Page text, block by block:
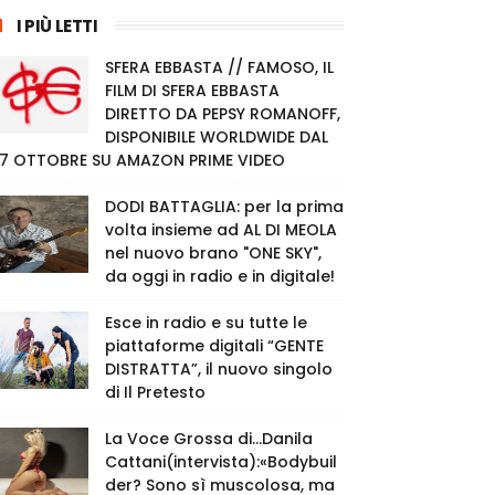
I PIÙ LETTI
SFERA EBBASTA // FAMOSO, IL
FILM DI SFERA EBBASTA
DIRETTO DA PEPSY ROMANOFF,
DISPONIBILE WORLDWIDE DAL
OTTOBRE SU AMAZON PRIME VIDEO
DODI BATTAGLIA: per la prima
volta insieme ad AL DI MEOLA
nel nuovo brano "ONE SKY",
da oggi in radio e in digitale!
Esce in radio e su tutte le
piattaforme digitali “GENTE
DISTRATTA”, il nuovo singolo
di Il Pretesto
La Voce Grossa di…Danila
Cattani(intervista):«Bodybuil
der? Sono sì muscolosa, ma